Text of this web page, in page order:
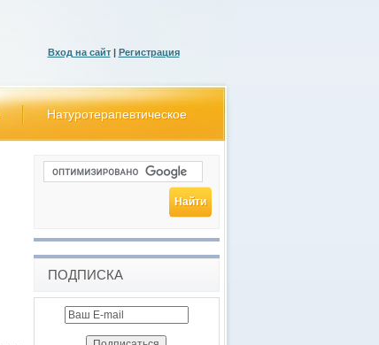
Вход на сайт | Регистрация
Натуротерапевтическое
ПОДПИСКА